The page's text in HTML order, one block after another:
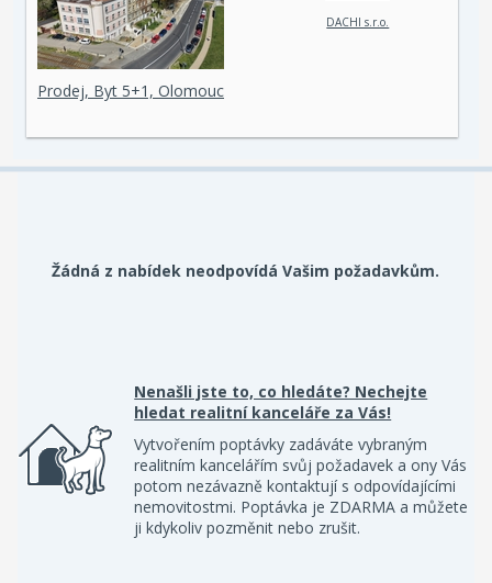
DACHI s.r.o.
Prodej, Byt 5+1, Olomouc
Žádná z nabídek neodpovídá Vašim požadavkům.
Nenašli jste to, co hledáte? Nechejte
hledat realitní kanceláře za Vás!
Vytvořením poptávky zadáváte vybraným
realitním kancelářím svůj požadavek a ony Vás
potom nezávazně kontaktují s odpovídajícími
nemovitostmi. Poptávka je ZDARMA a můžete
ji kdykoliv pozměnit nebo zrušit.